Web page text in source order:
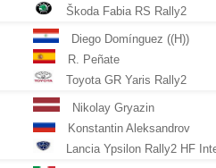
Škoda Fabia RS Rally2
Diego Domínguez ((H))
R. Peñate
Toyota GR Yaris Rally2
Nikolay Gryazin
Konstantin Aleksandrov
Lancia Ypsilon Rally2 HF